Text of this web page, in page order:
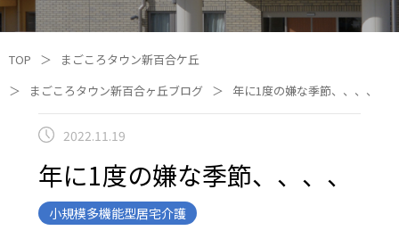
TOP ＞
まごころタウン新百合ケ丘
＞
まごころタウン新百合ヶ丘ブログ ＞ 年に1度の嫌な季節、、、、
2022.11.19
年に1度の嫌な季節、、、、
小規模多機能型居宅介護